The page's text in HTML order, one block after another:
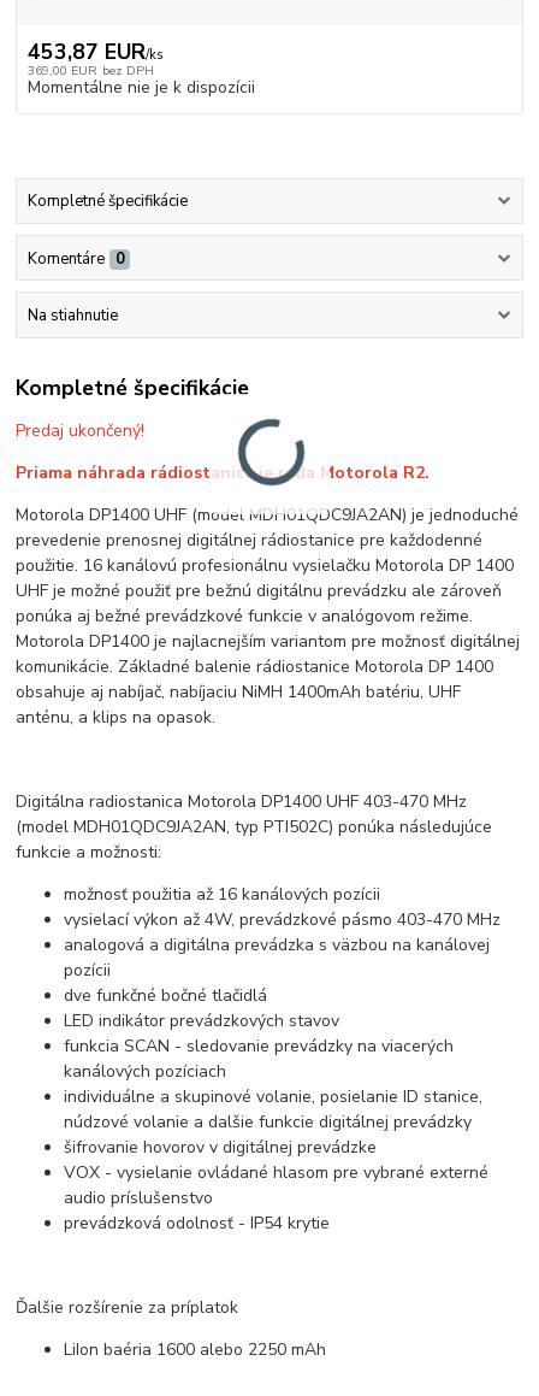
453,87 EUR/ks
369,00 EUR bez DPH
Momentálne nie je k dispozícii
Kompletné špecifikácie
Komentáre 0
Na stiahnutie
Kompletné špecifikácie
Predaj ukončený!
Priama náhrada rádiostanice je rada Motorola R2.
Motorola DP1400 UHF (model MDH01QDC9JA2AN) je jednoduché
prevedenie prenosnej digitálnej rádiostanice pre každodenné
použitie. 16 kanálovú profesionálnu vysielačku Motorola DP 1400
UHF je možné použiť pre bežnú digitálnu prevádzku ale zároveň
ponúka aj bežné prevádzkové funkcie v analógovom režime.
Motorola DP1400 je najlacnejším variantom pre možnosť digitálnej
komunikácie. Základné balenie rádiostanice Motorola DP 1400
obsahuje aj nabíjač, nabíjaciu NiMH 1400mAh batériu, UHF
anténu, a klips na opasok.
Digitálna radiostanica Motorola DP1400 UHF 403-470 MHz
(model MDH01QDC9JA2AN, typ PTI502C) ponúka následujúce
funkcie a možnosti:
možnosť použitia až 16 kanálových pozícii
vysielací výkon až 4W, prevádzkové pásmo 403-470 MHz
analogová a digitálna prevádzka s väzbou na kanálovej
pozícii
dve funkčné bočné tlačidlá
LED indikátor prevádzkových stavov
funkcia SCAN - sledovanie prevádzky na viacerých
kanálových pozíciach
individuálne a skupinové volanie, posielanie ID stanice,
núdzové volanie a dalšie funkcie digitálnej prevádzky
šifrovanie hovorov v digitálnej prevádzke
VOX - vysielanie ovládané hlasom pre vybrané externé
audio príslušenstvo
prevádzková odolnosť - IP54 krytie
Ďalšie rozšírenie za príplatok
LiIon baéria 1600 alebo 2250 mAh